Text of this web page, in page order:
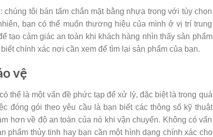
tôi bán tấm chắn mặt bằng nhựa trong với tùy chọn
bạn có thể muốn thương hiệu của mình ở vị trí trung
tạo cảm giác an toàn khi khách hàng nhìn thấy sản phẩm
chính xác nơi cần xem để tìm lại sản phẩm của bạn.
vệ
thể là một vấn đề phức tạp để xử lý, đặc biệt là trong quá
đóng gói theo yêu cầu là bạn biết các thông số kỹ thuật
hơn về độ an toàn của nó khi vận chuyển. Không có vấn
phẩm thủy tinh hay bạn cần một hình dạng chính xác cho